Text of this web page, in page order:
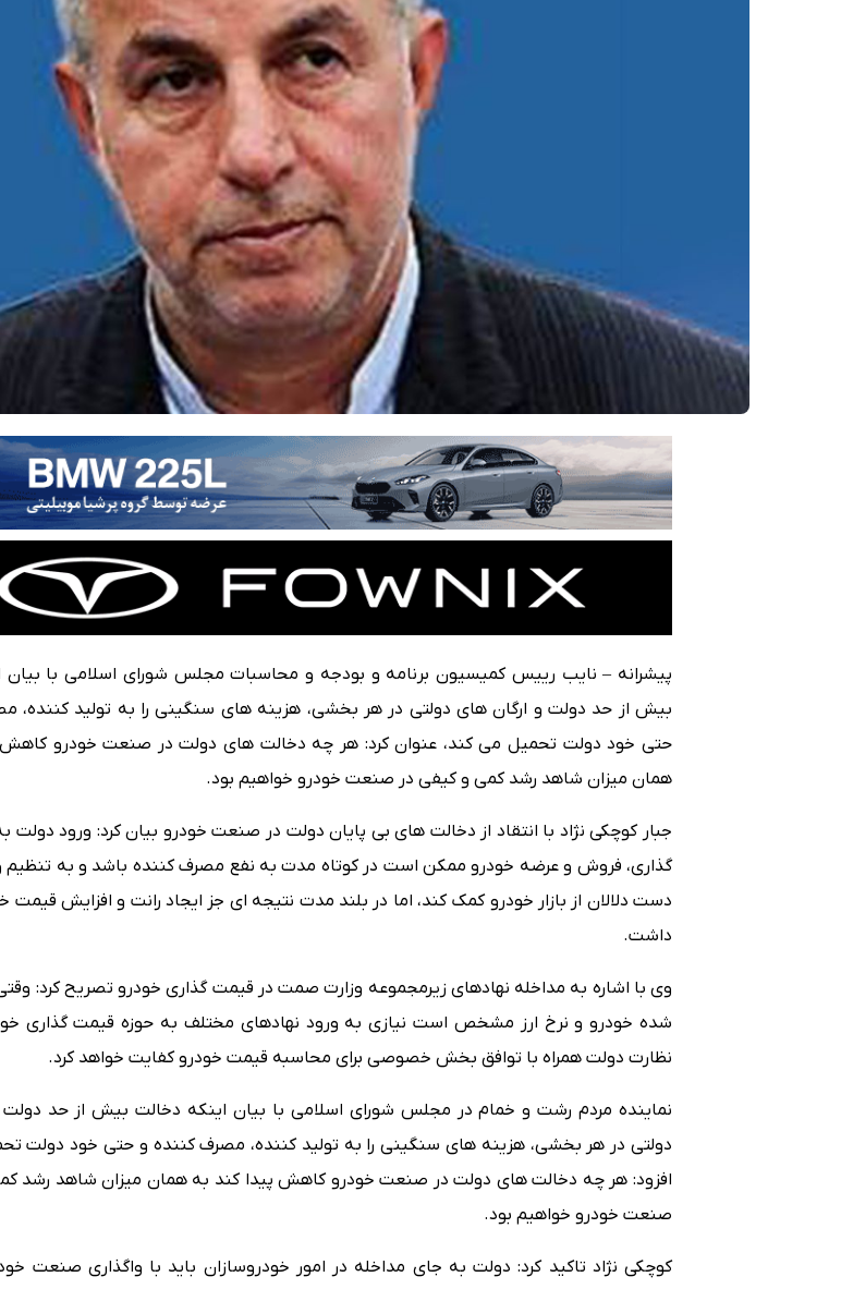
پیشرانه – نایب رییس کمیسیون برنامه و بودجه و محاسبات مجلس شورای اسلامی با بیان
بیش از حد دولت و ارگان های دولتی در هر بخشی، هزینه های سنگینی را به تولید کننده،
حتی خود دولت تحمیل می کند، عنوان کرد: هر چه دخالت های دولت در صنعت خودرو کاهش
همان میزان شاهد رشد کمی و کیفی در صنعت خودرو خواهیم بود.
جبار کوچکی نژاد با انتقاد از دخالت های بی پایان دولت در صنعت خودرو بیان کرد: ورود دولت
گذاری، فروش و عرضه خودرو ممکن است در کوتاه مدت به نفع مصرف کننده باشد و به تنظیم
دست دلالان از بازار خودرو کمک کند، اما در بلند مدت نتیجه ای جز ایجاد رانت و افزایش قیمت
داشت.
وی با اشاره به مداخله نهادهای زیرمجموعه وزارت صمت در قیمت گذاری خودرو تصریح کرد:
شده خودرو و نرخ ارز مشخص است نیازی به ورود نهادهای مختلف به حوزه قیمت گذاری
نظارت دولت همراه با توافق بخش خصوصی برای محاسبه قیمت خودرو کفایت خواهد کرد.
نماینده مردم رشت و خمام در مجلس شورای اسلامی با بیان اینکه دخالت بیش از حد دولت
دولتی در هر بخشی، هزینه های سنگینی را به تولید کننده، مصرف کننده و حتی خود دولت
افزود: هر چه دخالت های دولت در صنعت خودرو کاهش پیدا کند به همان میزان شاهد رشد
صنعت خودرو خواهیم بود.
کوچکی نژاد تاکید کرد: دولت به جای مداخله در امور خودروسازان باید با واگذاری صنعت